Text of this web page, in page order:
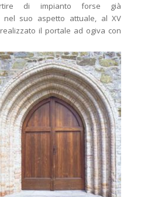
di impianto forse già
nel suo aspetto attuale, al XV
il portale ad ogiva con